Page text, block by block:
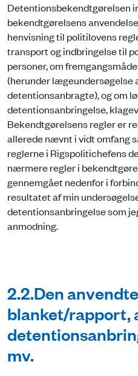
Detentionsbekendtgørelsen
bekendtgørelsens
henvisning til politilovens
transport og indbringelse til
personer, om
(herunder lægeundersøgelse
detentionsanbragte), og om
detentionsanbringelse,
Bekendtgørelsens regler er
allerede nævnt i vidt omfang
reglerne i Rigspolitichefens
nærmere regler i
gennemgået nedenfor i
resultatet af min
detentionsanbringelse som
anmodning.
2.2.Den
blanket/rapport,
mv.